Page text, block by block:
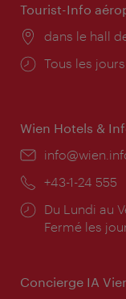
Tourist-Info
Lieu:
dans le hall
Horaires
Tous les
Wien Hotels &
E-
Téléphone:
+43-1-24 555
Horaires
d'ouverture:
Du Lundi au
Fermé les
Concierge IA